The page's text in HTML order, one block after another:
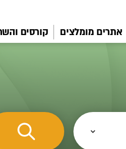
אתרים מומלצים קורסים